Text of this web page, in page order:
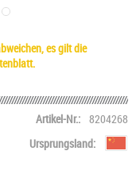
es gilt die
Artikel-Nr.: 8204268
Ursprungsland: